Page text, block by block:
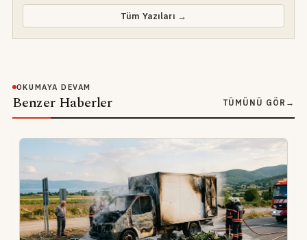
Tüm Yazıları →
OKUMAYA DEVAM
Benzer Haberler TÜMÜNÜ GÖR →